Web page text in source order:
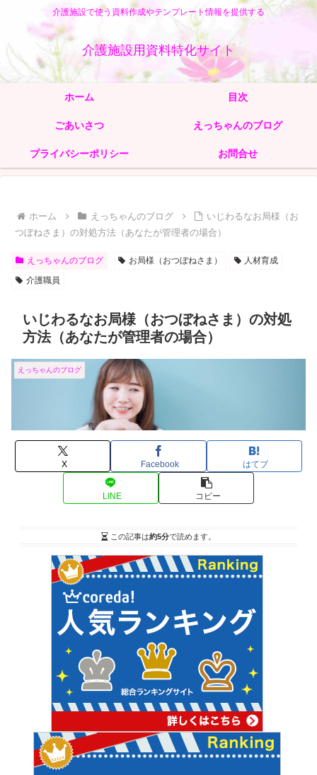
介護施設で使う資料作成やテンプレート情報を提供する
介護施設用資料特化サイト
ホーム 目次
ごあいさつ えっちゃんのブログ
プライバシーポリシー お問合せ
ホーム えっちゃんのブログ
いじわるなお局様（お
つぼねさま）の対処方法（あなたが管理者の場合）
えっちゃんのブログ お局様（おつぼねさま）
人材育成
介護職員
いじわるなお局様（おつぼねさま）の対処
方法（あなたが管理者の場合）
えっちゃんのブログ
X Facebook はてブ
LINE コピー
この記事は約5分で読めます。